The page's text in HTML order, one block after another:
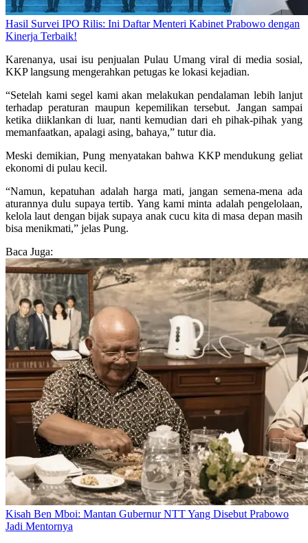
Hasil Survei IPO Rilis: Ini Daftar Menteri Kabinet Prabowo dengan
Kinerja Terbaik!
Karenanya, usai isu penjualan Pulau Umang viral di media sosial,
KKP langsung mengerahkan petugas ke lokasi kejadian.
“Setelah kami segel kami akan melakukan pendalaman lebih lanjut
terhadap peraturan maupun kepemilikan tersebut. Jangan sampai
ketika diiklankan di luar, nanti kemudian dari eh pihak-pihak yang
memanfaatkan, apalagi asing, bahaya,” tutur dia.
Meski demikian, Pung menyatakan bahwa KKP mendukung geliat
ekonomi di pulau kecil.
“Namun, kepatuhan adalah harga mati, jangan semena-mena ada
aturannya dulu supaya tertib. Yang kami minta adalah pengelolaan,
kelola laut dengan bijak supaya anak cucu kita di masa depan masih
bisa menikmati,” jelas Pung.
Baca Juga:
Kisah Ben Mboi: Mantan Gubernur NTT Yang Disebut Prabowo
Jadi Mentornya